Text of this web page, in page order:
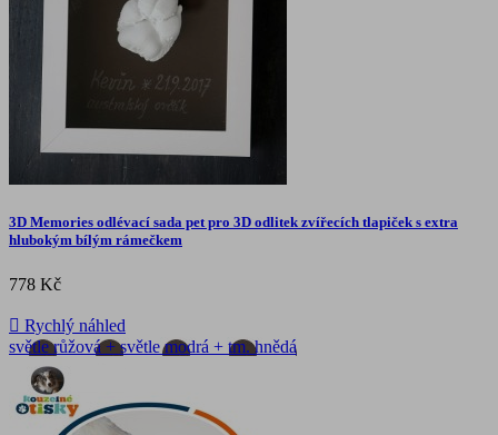
3D Memories odlévací sada pet pro 3D odlitek zvířecích tlapiček s extra
hlubokým bílým rámečkem
778 Kč
 Rychlý náhled
světle růžová + světle modrá + tm. hnědá